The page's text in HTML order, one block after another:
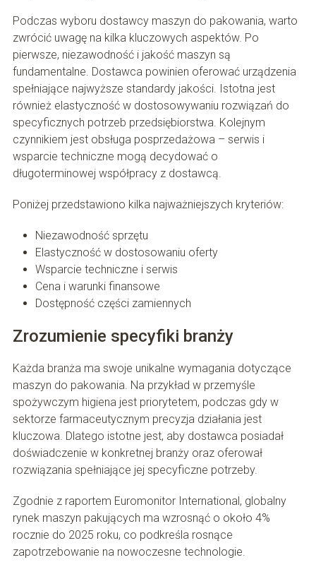
Podczas wyboru dostawcy maszyn do pakowania, warto
zwrócić uwagę na kilka kluczowych aspektów. Po
pierwsze, niezawodność i jakość maszyn są
fundamentalne. Dostawca powinien oferować urządzenia
spełniające najwyższe standardy jakości. Istotna jest
również elastyczność w dostosowywaniu rozwiązań do
specyficznych potrzeb przedsiębiorstwa. Kolejnym
czynnikiem jest obsługa posprzedażowa – serwis i
wsparcie techniczne mogą decydować o
długoterminowej współpracy z dostawcą.
Poniżej przedstawiono kilka najważniejszych kryteriów:
Niezawodność sprzętu
Elastyczność w dostosowaniu oferty
Wsparcie techniczne i serwis
Cena i warunki finansowe
Dostępność części zamiennych
Zrozumienie specyfiki branży
Każda branża ma swoje unikalne wymagania dotyczące
maszyn do pakowania. Na przykład w przemyśle
spożywczym higiena jest priorytetem, podczas gdy w
sektorze farmaceutycznym precyzja działania jest
kluczowa. Dlatego istotne jest, aby dostawca posiadał
doświadczenie w konkretnej branży oraz oferował
rozwiązania spełniające jej specyficzne potrzeby.
Zgodnie z raportem Euromonitor International, globalny
rynek maszyn pakujących ma wzrosnąć o około 4%
rocznie do 2025 roku, co podkreśla rosnące
zapotrzebowanie na nowoczesne technologie.